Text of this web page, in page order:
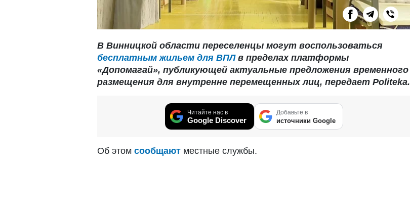
В Винницкой области переселенцы могут воспользоваться
бесплатным жильем для ВПЛв пределах платформы
«Допомагай», публикующей актуальные предложения временного
размещения для внутренне перемещенных лиц, передает Politeka.
Читайте нас в
Google Discover
Добавьте в
источники Google
Об этом сообщают местные службы.